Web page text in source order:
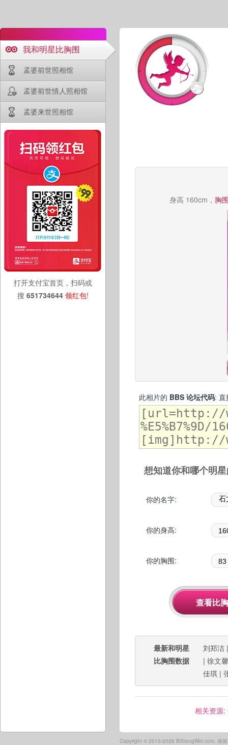
我和明星比胸围
孟婆前世照相馆
孟婆前世情人照相馆
孟婆来世照相馆
打开支付宝首页，扫码或
搜 651734644 领红包!
身高 160cm， 胸
此相片的 BBS 论坛代码: 直
想知道你和哪个明
你的名字:
你的身高:
你的胸围:
最新和明星
比胸围数据
刘郑洁
| 徐文馨
佳琪 |
相关资源:
Copyright © 2013-2026 BiXiongWei.com, 保